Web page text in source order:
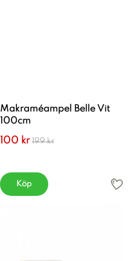
Makraméampel Belle Vit
100cm
100 kr 199 kr
Köp